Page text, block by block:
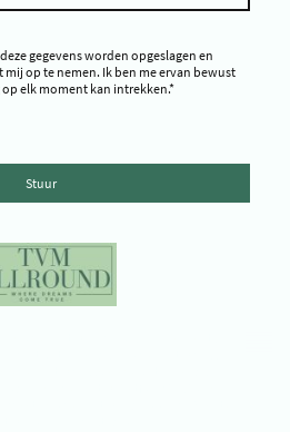
gegevens worden opgeslagen en
op te nemen. Ik ben me ervan bewust
elk moment kan intrekken.*
Stuur